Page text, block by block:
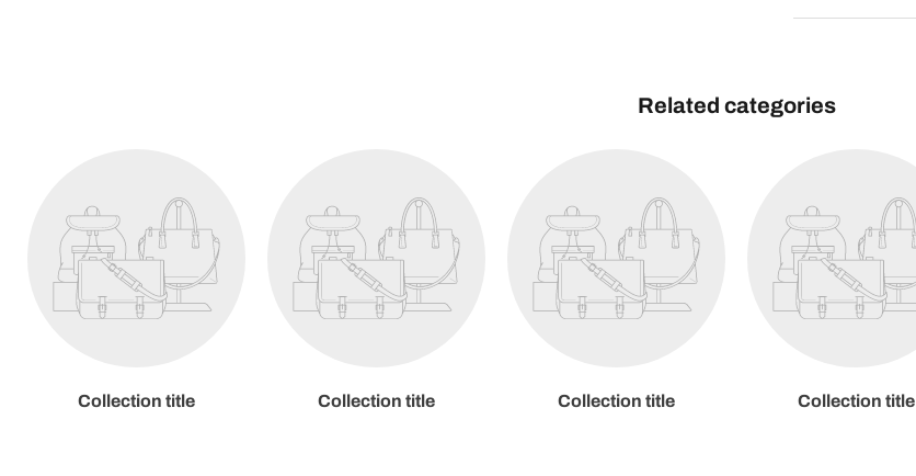
Related categories
Collection title Collection title Collection title Collection title